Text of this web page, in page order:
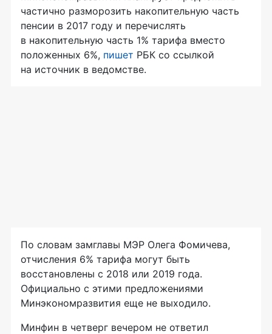
частично разморозить накопительную часть
пенсии в 2017 году и перечислять
в накопительную часть 1% тарифа вместо
положенных 6%, пишет РБК со ссылкой
на источник в ведомстве.
По словам замглавы МЭР Олега Фомичева,
отчисления 6% тарифа могут быть
восстановлены с 2018 или 2019 года.
Официально с этими предложениями
Минэкономразвития еще не выходило.
Минфин в четверг вечером не ответил